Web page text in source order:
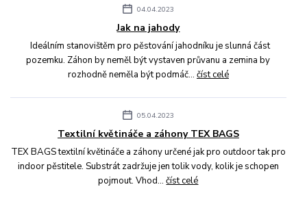
04.04.2023
Jak na jahody
Ideálním stanovištěm pro pěstování jahodníku je slunná část
pozemku. Záhon by neměl být vystaven průvanu a zemina by
rozhodně neměla být podmáč... číst celé
05.04.2023
Textilní květináče a záhony TEX BAGS
TEX BAGS textilní květináče a záhony určené jak pro outdoor tak pro
indoor pěstitele. Substrát zadržuje jen tolik vody, kolik je schopen
pojmout. Vhod...číst celé